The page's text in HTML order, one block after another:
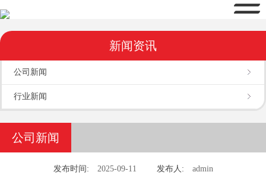
新闻资讯
公司新闻
行业新闻
公司新闻
发布时间: 2025-09-11 发布人: admin